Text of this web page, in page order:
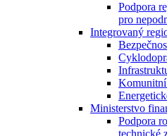
Podpora
pro
Integrovaný
Komunitní
Ministerstvo
Podpora
technické